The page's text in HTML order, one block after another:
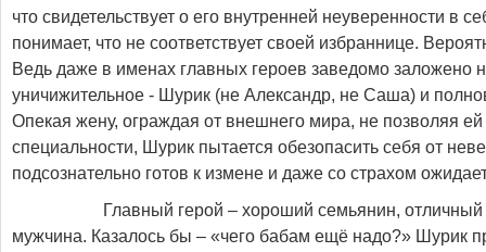
что свидетельствует о его внутренней неуверенности в
понимает, что не соответствует своей избраннице.
Ведь даже в именах главных героев заведомо заложено
уничижительное - Шурик (не Александр, не Саша) и
Опекая жену, ограждая от внешнего мира, не позволяя ей
специальности, Шурик пытается обезопасить себя от
подсознательно готов к измене и даже со страхом
Главный герой – хороший семьянин, отличный
мужчина. Казалось бы – «чего бабам ещё надо?» Шурик